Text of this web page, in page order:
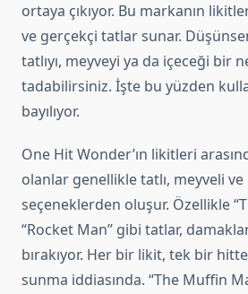
ortaya çıkıyor. Bu markanın
ve gerçekçi tatlar sunar.
tatlıyı, meyveyi ya da içeceği bir
tadabilirsiniz. İşte bu yüzden
bayılıyor.
One Hit Wonder’ın likitleri
olanlar genellikle tatlı, meyveli ve
seçeneklerden oluşur. Özellikle
“Rocket Man” gibi tatlar,
bırakıyor. Her bir likit, tek bir
sunma iddiasında. “The Muffin